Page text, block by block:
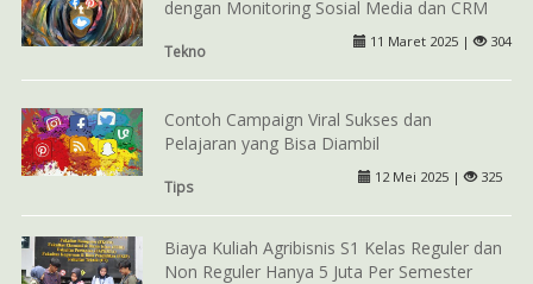
dengan Monitoring Sosial Media dan CRM
Tekno
11 Maret 2025 | 304
Contoh Campaign Viral Sukses dan
Pelajaran yang Bisa Diambil
Tips
12 Mei 2025 | 325
Biaya Kuliah Agribisnis S1 Kelas Reguler dan
Non Reguler Hanya 5 Juta Per Semester